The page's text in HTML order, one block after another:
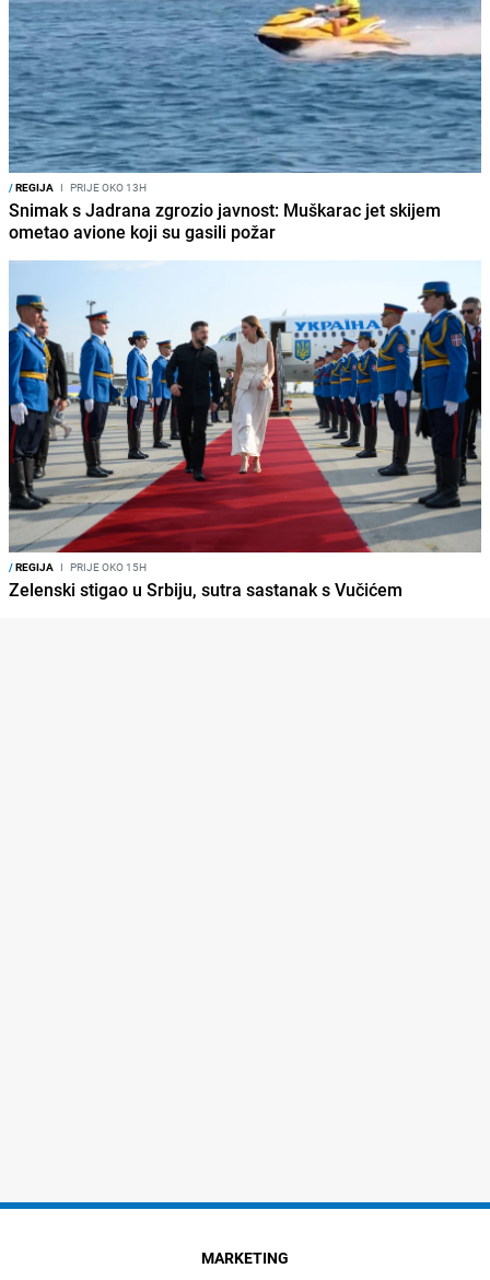
/REGIJA I PRIJE OKO 13H
Snimak s Jadrana zgrozio javnost: Muškarac jet skijem
ometao avione koji su gasili požar
/REGIJA I PRIJE OKO 15H
Zelenski stigao u Srbiju, sutra sastanak s Vučićem
MARKETING